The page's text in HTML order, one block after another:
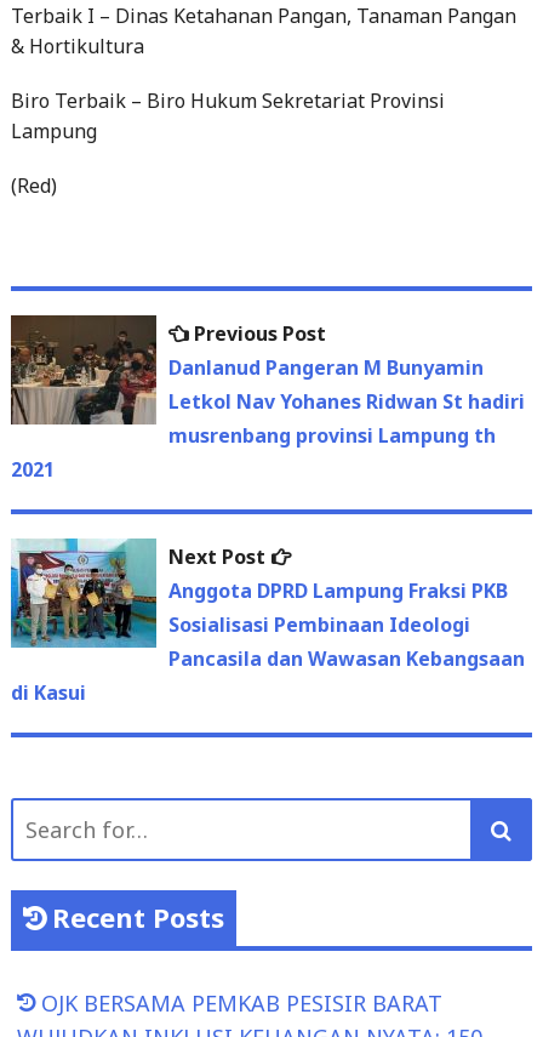
Terbaik I – Dinas Ketahanan Pangan, Tanaman Pangan
& Hortikultura
Biro Terbaik – Biro Hukum Sekretariat Provinsi
Lampung
(Red)
Post
navigation
Previous Post
post:
Danlanud Pangeran M Bunyamin
Letkol Nav Yohanes Ridwan St hadiri
musrenbang provinsi Lampung th
2021
Next Post
Next
post:
Anggota DPRD Lampung Fraksi PKB
Sosialisasi Pembinaan Ideologi
Pancasila dan Wawasan Kebangsaan
di Kasui
Search
Recent Posts
OJK BERSAMA PEMKAB PESISIR BARAT